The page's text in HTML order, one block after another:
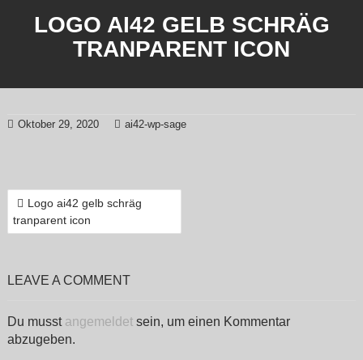
LOGO AI42 GELB SCHRÄG
TRANPARENT ICON
Oktober 29, 2020 ai42-wp-sage
BEITRAGSNAVIGATION
Logo ai42 gelb schräg
tranparent icon
LEAVE A COMMENT
Du musst angemeldetsein, um einen Kommentar
abzugeben.